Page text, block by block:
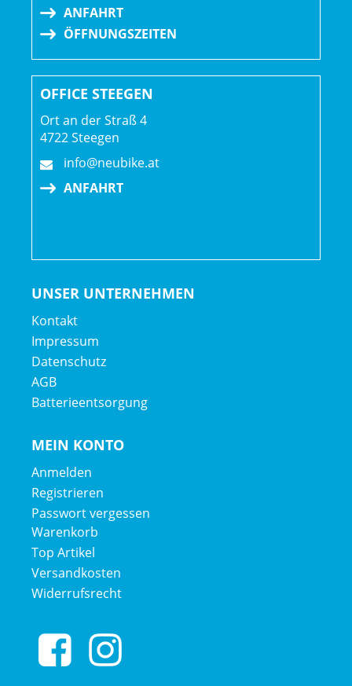
ANFAHRT
ÖFFNUNGSZEITEN
OFFICE STEEGEN
Ort an der Straß 4
4722 Steegen
info@neubike.at
ANFAHRT
UNSER UNTERNEHMEN
Kontakt
Impressum
Datenschutz
AGB
Batterieentsorgung
MEIN KONTO
Anmelden
Registrieren
Passwort vergessen
Warenkorb
Top Artikel
Versandkosten
Widerrufsrecht